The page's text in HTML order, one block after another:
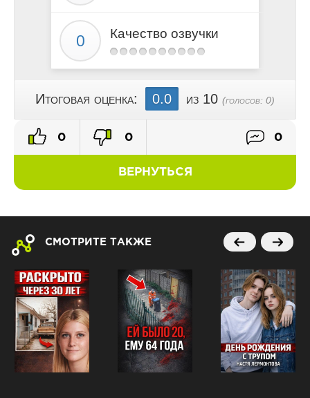
Качество озвучки
Итоговая оценка: 0.0 из 10 (голосов: 0)
ВЕРНУТЬСЯ
0 0 0
СМОТРИТЕ ТАКЖЕ